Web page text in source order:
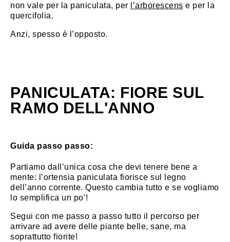
non vale per la paniculata, per
l’arborescens e per la
quercifolia.
Anzi, spesso è l’opposto.
PANICULATA: FIORE SUL
RAMO DELL'ANNO
Guida passo passo:
Partiamo dall’unica cosa che devi tenere bene a
mente: l’ortensia paniculata fiorisce sul legno
dell’anno corrente. Questo cambia tutto e se vogliamo
lo semplifica un po’!
Segui con me passo a passo tutto il percorso per
arrivare ad avere delle piante belle, sane, ma
soprattutto fiorite!